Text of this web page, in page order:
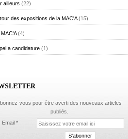
ailleurs (22)
des expositions de la MAC'A(15)
(4)
a candidature (1)
vous pour être averti des nouveaux articles
publiés.
Email